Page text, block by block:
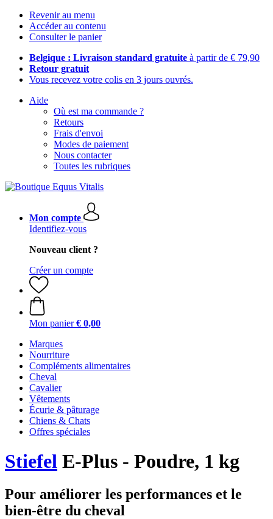
Revenir au menu
Accéder au contenu
Consulter le panier
Belgique : Livraison standard gratuite à partir de € 79,90
Retour gratuit
Vous recevez votre colis en 3 jours ouvrés.
Aide
Où est ma commande ?
Retours
Frais d'envoi
Modes de paiement
Nous contacter
Toutes les rubriques
Mon compte
Identifiez-vous
Nouveau client ?
Créer un compte
Mon panier € 0,00
Marques
Nourriture
Compléments alimentaires
Cheval
Cavalier
Vêtements
Écurie & pâturage
Chiens & Chats
Offres spéciales
Stiefel E-Plus - Poudre, 1 kg
Pour améliorer les performances et le
bien-être du cheval